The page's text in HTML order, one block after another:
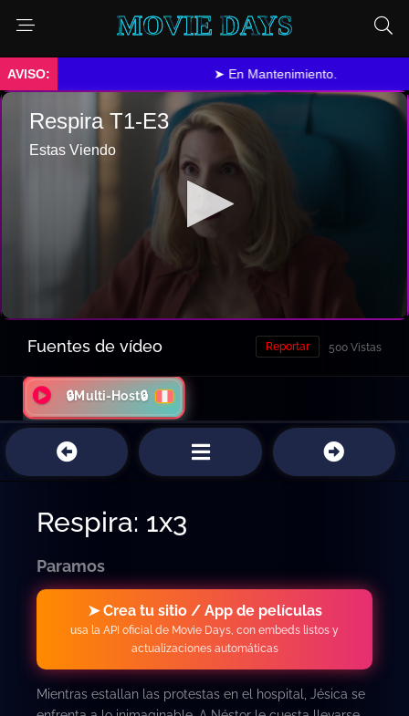
MOVIE DAYS
➤ En Mantenimiento.
Fuentes de vídeo 500 Vistas
Reportar
🔒Multi-Host🔒
Respira: 1x3
Paramos
➤ Crea tu sitio / App de películas
usa la API oficial de Movie Days, con embeds listos y
actualizaciones automáticas
Mientras estallan las protestas en el hospital, Jésica se